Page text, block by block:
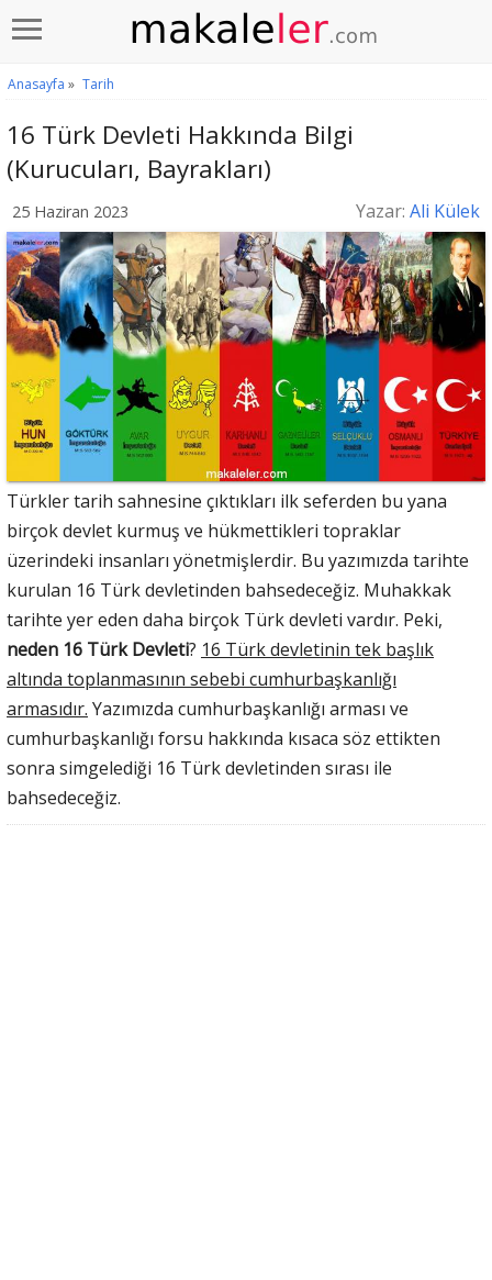
Anasayfa » Tarih
16 Türk Devleti Hakkında Bilgi
(Kurucuları, Bayrakları)
25 Haziran 2023 Yazar: Ali Külek
Türkler tarih sahnesine çıktıkları ilk seferden bu yana
birçok devlet kurmuş ve hükmettikleri topraklar
üzerindeki insanları yönetmişlerdir. Bu yazımızda tarihte
kurulan 16 Türk devletinden bahsedeceğiz. Muhakkak
tarihte yer eden daha birçok Türk devleti vardır. Peki,
neden 16 Türk Devleti? 16 Türk devletinin tek başlık
altında toplanmasının sebebi cumhurbaşkanlığı
armasıdır. Yazımızda cumhurbaşkanlığı arması ve
cumhurbaşkanlığı forsu hakkında kısaca söz ettikten
sonra simgelediği 16 Türk devletinden sırası ile
bahsedeceğiz.